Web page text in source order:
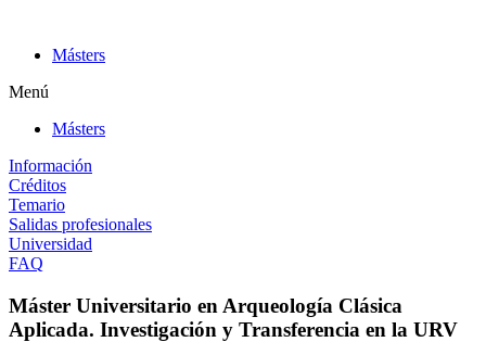
contenidoMásters
Menú
Másters
Información
Créditos
Temario
Salidas profesionales
Universidad
FAQ
Máster Universitario en Arqueología Clásica
Aplicada. Investigación y Transferencia en la URV